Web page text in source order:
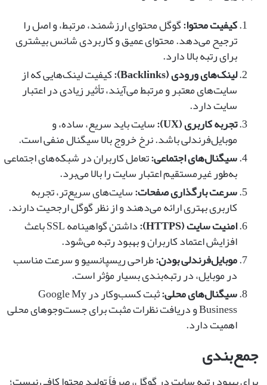
کیفیت محتوا:گوگل محتوای ارزشمند، مرتبط، و اصل را
ترجیح می‌دهد. محتوای عمیق و کاربردی شانس بیشتری
برای رتبه بالا دارد.
لینک‌های ورودی (Backlinks):
کیفیت لینک‌هایی که از
سایت‌های معتبر و مرتبط می‌آیند، تأثیر زیادی در اعتبار
سایت دارد.
تجربه کاربری (UX):
سایت باید سریع، ساده، و
موبایل‌فرندلی باشد. نرخ خروج بالا سیگنال منفی است.
سیگنال‌های اجتماعی:تعامل کاربران در شبکه‌های اجتماعی
به‌طور غیرمستقیم اعتبار سایت را بالا می‌برد.
سرعت بارگذاری صفحات:سایت‌های سریع‌تر، تجربه
کاربری بهتری ارائه می‌دهند و از نظر گوگل ارجحیت دارند.
امنیت سایت (HTTPS):
داشتن گواهینامه SSL باعث
افزایش اعتماد کاربران و بهبود رتبه می‌شود.
موبایل‌فرندلی بودن:طراحی ریسپانسیو و سرعت مناسب
در موبایل، در رتبه‌بندی بسیار مؤثر است.
سیگنال‌های محلی:
ثبت کسب‌وکار در Google My
Business و دریافت نظرات مثبت برای جست‌وجوهای محلی
اهمیت دارد.
جمع‌بندی